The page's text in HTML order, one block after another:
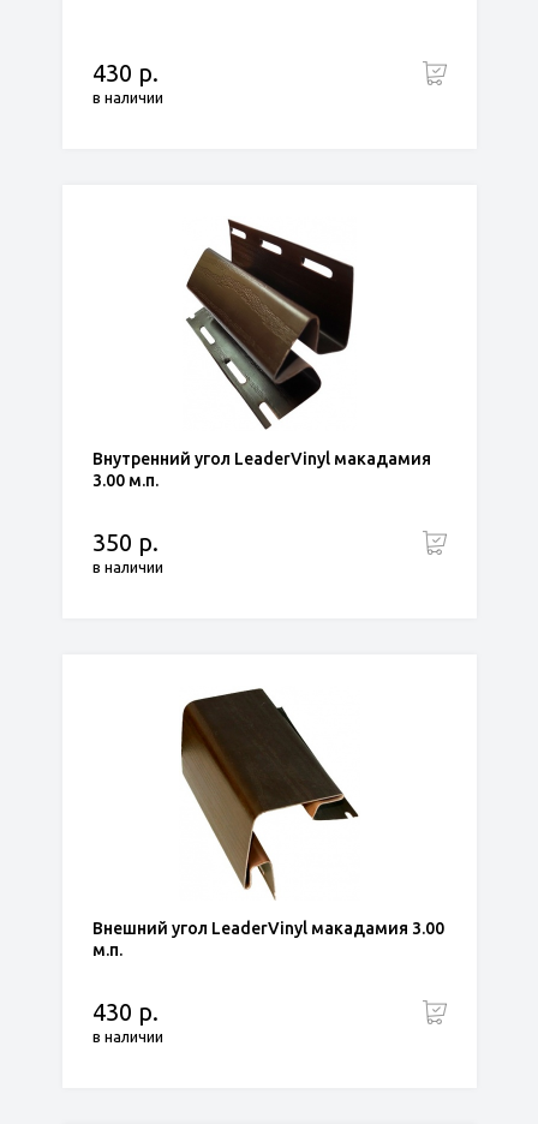
430 р.
в наличии
Внутренний угол LeaderVinyl макадамия
3.00 м.п.
350 р.
в наличии
Внешний угол LeaderVinyl макадамия 3.00
м.п.
430 р.
в наличии